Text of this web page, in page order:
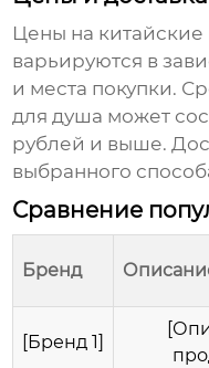
Цены на
варьируются в
и места покупки.
для душа может
рублей и выше.
выбранного
Сравнение
Бренд
[Бренд 1]